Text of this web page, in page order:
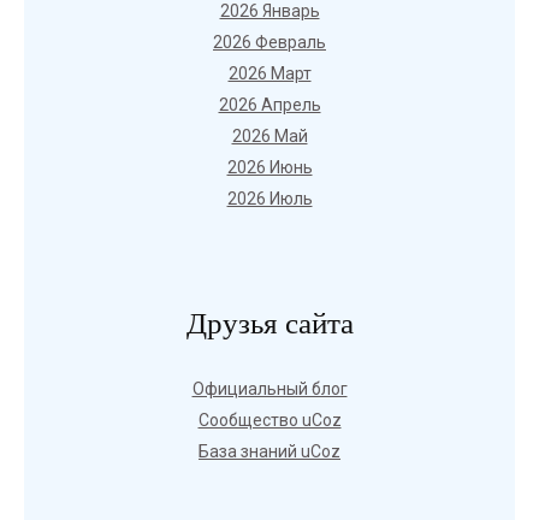
2026 Январь
2026 Февраль
2026 Март
2026 Апрель
2026 Май
2026 Июнь
2026 Июль
Друзья сайта
Официальный блог
Сообщество uCoz
База знаний uCoz